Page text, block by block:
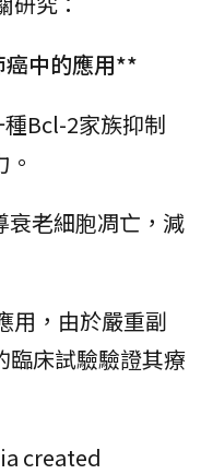
中的應用**
Bcl-2家族抑制
老細胞凋亡，減
用，由於嚴重副
臨床試驗驗證其療
created